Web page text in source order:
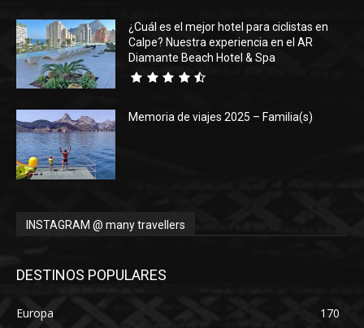
¿Cuál es el mejor hotel para ciclistas en
Calpe? Nuestra experiencia en el AR
Diamante Beach Hotel & Spa
Memoria de viajes 2025 – Familia(s)
INSTAGRAM @ many travellers
DESTINOS POPULARES
Europa
170